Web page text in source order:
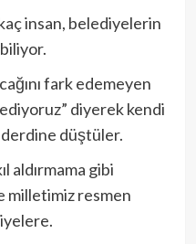
insan, belediyelerin
fark edemeyen
diyerek kendi
derdine düştüler.
aldırmama gibi
milletimiz resmen